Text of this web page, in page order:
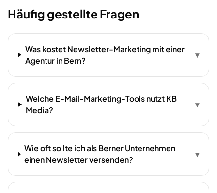
Häufig gestellte Fragen
Was kostet Newsletter-Marketing mit einer
Agentur in Bern?
▾
Welche E-Mail-Marketing-Tools nutzt KB
Media?
▾
Wie oft sollte ich als Berner Unternehmen
einen Newsletter versenden?
▾